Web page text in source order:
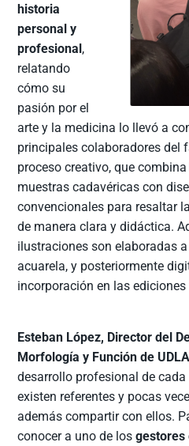
historia
personal y
profesional,
relatando
cómo su
pasión por el
arte y la medicina lo llevó a
principales colaboradores del
proceso creativo, que
muestras cadavéricas con
convencionales para resaltar
de manera clara y didáctica.
ilustraciones son elaboradas
acuarela, y posteriormente
incorporación en las ediciones
Esteban López, Director del
Morfología y Función de
desarrollo profesional de
existen referentes y pocas
además compartir con ellos.
conocer a uno de losgestores